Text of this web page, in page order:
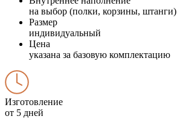
на выбор (полки, корзины, штанги)
Размер
индивидуальный
Цена
указана за базовую комплектацию
Изготовление
от 5 дней